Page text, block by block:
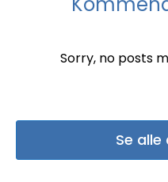
Sorry, no posts
Se